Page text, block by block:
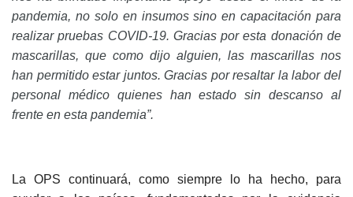
pandemia, no solo en insumos sino en capacitación para
realizar pruebas COVID-19. Gracias por esta donación de
mascarillas, que como dijo alguien, las mascarillas nos
han permitido estar juntos. Gracias por resaltar la labor del
personal médico quienes han estado sin descanso al
frente en esta pandemia”.
La OPS continuará, como siempre lo ha hecho, para